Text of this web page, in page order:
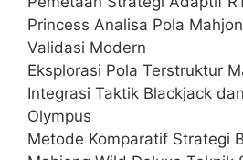
Princess Analisa Pola
Validasi Modern
Eksplorasi Pola Terstruktur
Integrasi Taktik Blackjack
Olympus
Metode Komparatif Strategi